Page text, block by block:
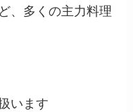
、多くの主力料理
います